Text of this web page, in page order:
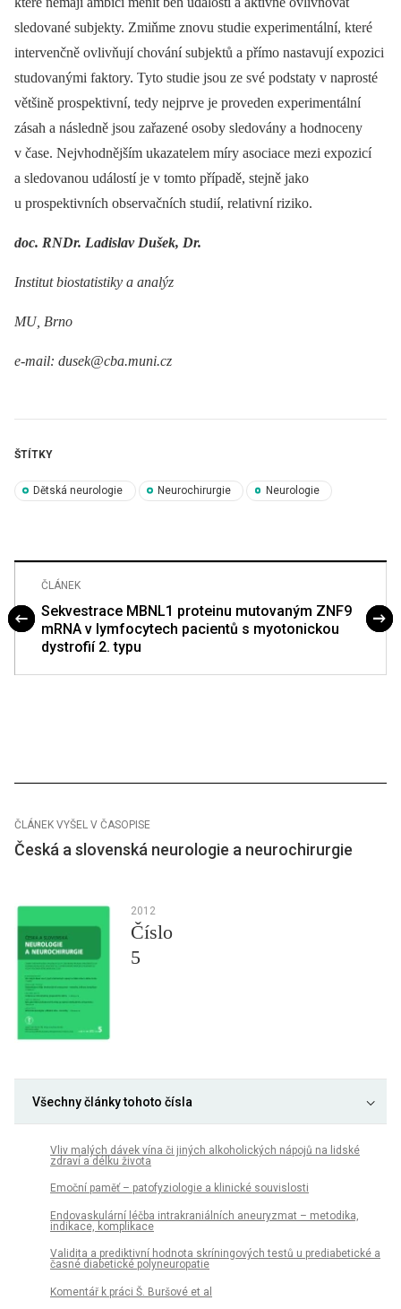
sledované subjekty. Zmiňme znovu studie experimentální, které
intervenčně ovlivňují chování subjektů a přímo nastavují expozici
studovanými faktory. Tyto studie jsou ze své podstaty v naprosté
většině prospektivní, tedy nejprve je proveden experimentální
zásah a následně jsou zařazené osoby sledovány a hodnoceny
v čase. Nejvhodnějším ukazatelem míry asociace mezi expozicí
a sledovanou událostí je v tomto případě, stejně jako
u prospektivních observačních studií, relativní riziko.
doc. RNDr. Ladislav Dušek, Dr.
Institut biostatistiky a analýz
MU, Brno
e-mail: dusek@cba.muni.cz
ŠTÍTKY
Dětská neurologie Neurochirurgie Neurologie
ČLÁNEK
Sekvestrace MBNL1 proteinu mutovaným ZNF9
mRNA v lymfocytech pacientů s myotonickou
dystrofií 2. typu
ČLÁNEK VYŠEL V ČASOPISE
Česká a slovenská neurologie a neurochirurgie
2012
Číslo
5
Všechny články tohoto čísla
Vliv malých dávek vína či jiných alkoholických nápojů na lidské
zdraví a délku života
Emoční paměť – patofyziologie a klinické souvislosti
Endovaskulární léčba intrakraniálních aneuryzmat – metodika,
indikace, komplikace
Validita a prediktivní hodnota skríningových testů u prediabetické a
časné diabetické polyneuropatie
Komentář k práci Š. Buršové et al